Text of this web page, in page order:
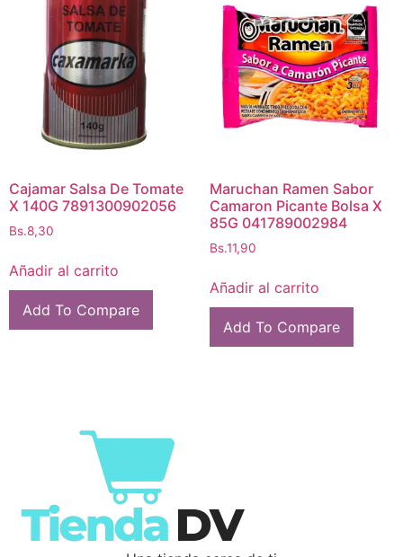
Cajamar Salsa De Tomate
X 140G 7891300902056
Bs.8,30
Añadir al carrito
Add To Compare
Maruchan Ramen Sabor
Camaron Picante Bolsa X
85G 041789002984
Bs.11,90
Añadir al carrito
Add To Compare